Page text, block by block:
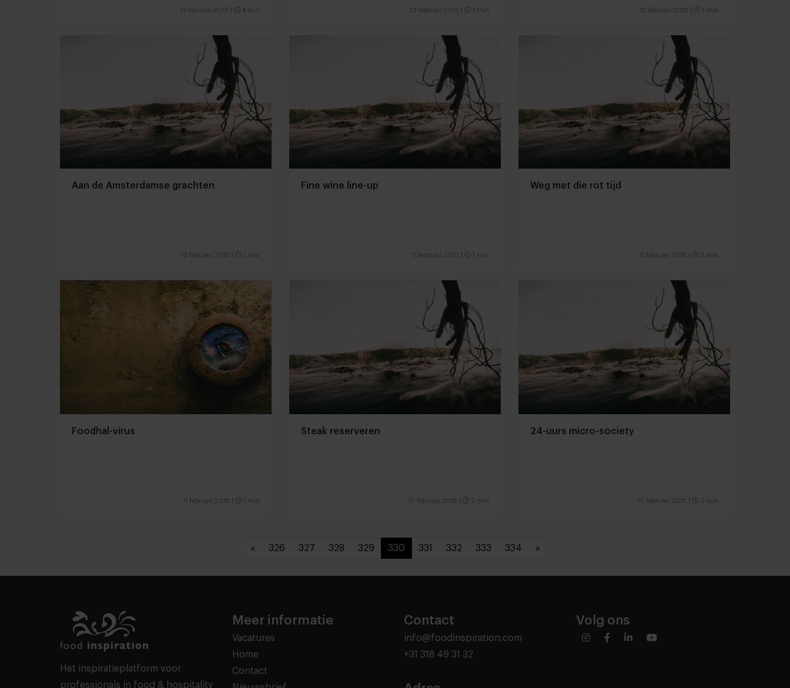
13 februari 2015 4 min 13 februari 2015 1 min 12 februari 2015 1 min
Aan de Amsterdamse grachten
12 februari 2015 1 min
Fine wine line-up
11 februari 2015 1 min
Weg met die rot tijd
11 februari 2015 2 min
Foodhal-virus
11 februari 2015 1 min
Steak reserveren
10 februari 2015 2 min
24-uurs micro-society
10 februari 2015 2 min
« 326 327 328 329 330 331 332 333 334 »
Het inspiratieplatform voor
professionals in food & hospitality
Meer informatie
Vacatures
Home
Contact
Contact
info@foodinspiration.com
+31 318 49 31 32
Volg ons